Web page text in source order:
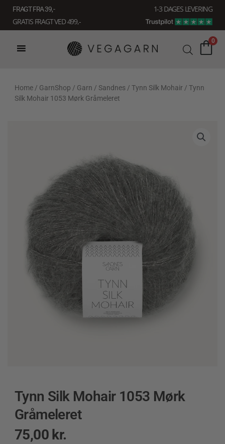
indholdet
FRAGT FRA 39, -
1-3 DAGES LEVERING
GRATIS FRAGT VED 499,-
0
Home / GarnShop / Garn / Sandnes / Tynn Silk Mohair / Tynn
Silk Mohair 1053 Mørk Gråmeleret
Tynn Silk Mohair 1053 Mørk
Gråmeleret
75,00 kr.